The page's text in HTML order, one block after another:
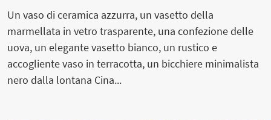
Un vaso di ceramica azzurra, un vasetto della
marmellata in vetro trasparente, una confezione delle
uova, un elegante vasetto bianco, un rustico e
accogliente vaso in terracotta, un bicchiere minimalista
nero dalla lontana Cina...